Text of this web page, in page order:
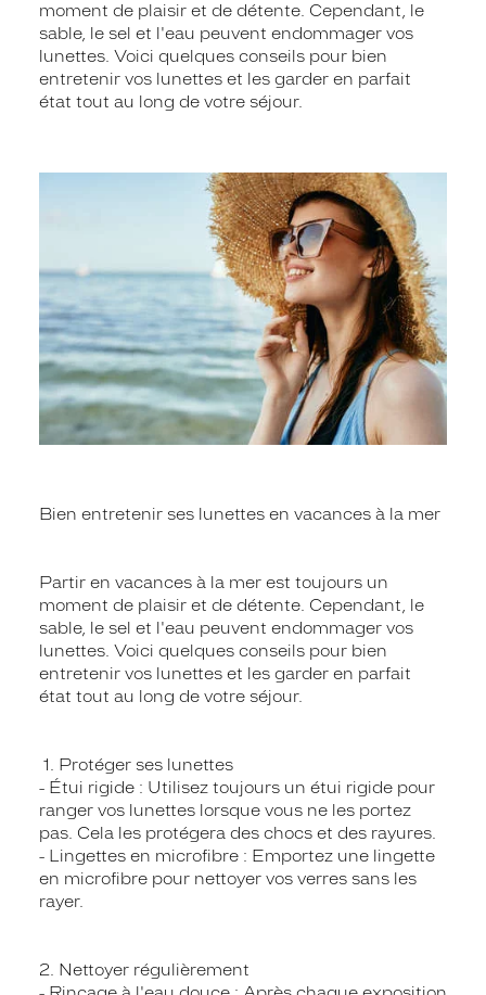
moment de plaisir et de détente. Cependant, le
sable, le sel et l'eau peuvent endommager vos
lunettes. Voici quelques conseils pour bien
entretenir vos lunettes et les garder en parfait
état tout au long de votre séjour.
Bien entretenir ses lunettes en vacances à la mer
Partir en vacances à la mer est toujours un
moment de plaisir et de détente. Cependant, le
sable, le sel et l'eau peuvent endommager vos
lunettes. Voici quelques conseils pour bien
entretenir vos lunettes et les garder en parfait
état tout au long de votre séjour.
1. Protéger ses lunettes
- Étui rigide : Utilisez toujours un étui rigide pour
ranger vos lunettes lorsque vous ne les portez
pas. Cela les protégera des chocs et des rayures.
- Lingettes en microfibre : Emportez une lingette
en microfibre pour nettoyer vos verres sans les
rayer.
2. Nettoyer régulièrement